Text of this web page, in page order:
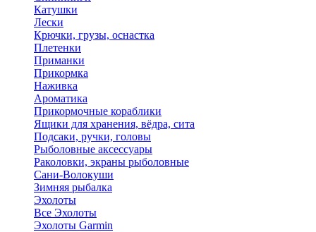
Катушки
Лески
Крючки, грузы, оснастка
Плетенки
Приманки
Прикормка
Наживка
Ароматика
Прикормочные кораблики
Ящики для хранения, вёдра, сита
Подсаки, ручки, головы
Рыболовные аксессуары
Раколовки, экраны рыболовные
Сани-Волокуши
Зимняя рыбалка
Эхолоты
Все Эхолоты
Эхолоты Garmin